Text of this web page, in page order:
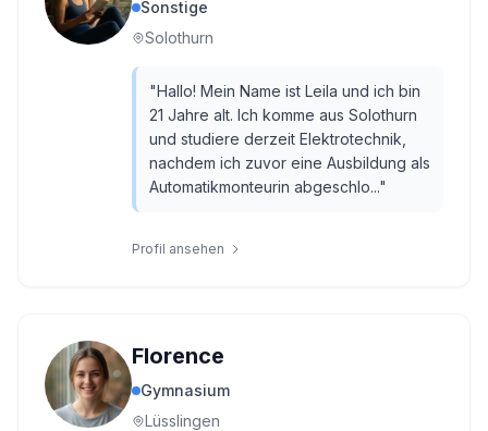
Sonstige
Solothurn
"Hallo! Mein Name ist Leila und ich bin
21 Jahre alt. Ich komme aus Solothurn
und studiere derzeit Elektrotechnik,
nachdem ich zuvor eine Ausbildung als
Automatikmonteurin abgeschlo..."
Profil ansehen
Florence
Gymnasium
Lüsslingen